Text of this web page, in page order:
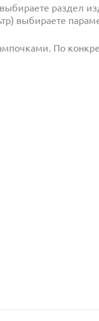
раздел
выбираете
По